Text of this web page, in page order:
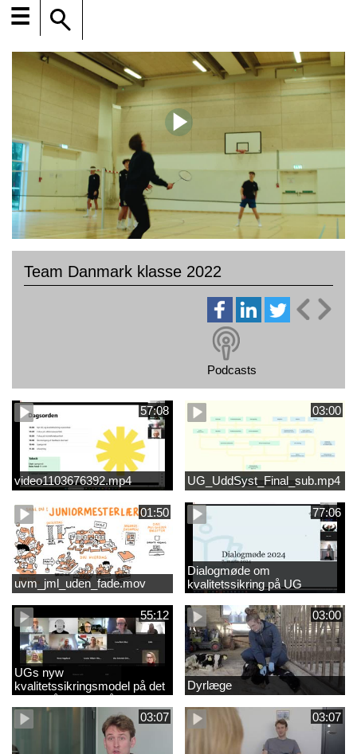
☰
Team Danmark klasse 2022
Podcasts
57:08
video1103676392.mp4
03:00
UG_UddSyst_Final_sub.mp4
01:50
uvm_jml_uden_fade.mov
77:06
Dialogmøde om
kvalitetssikring på UG
55:12
UGs nyw
kvalitetssikringsmodel på det
videregående område
03:00
Dyrlæge
03:07 03:07